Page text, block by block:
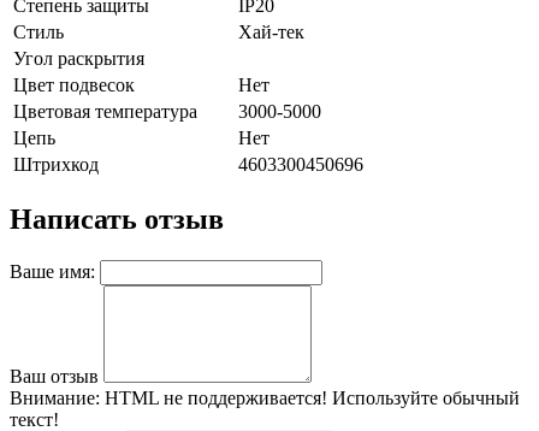
Степень защиты
IP20
Стиль
Хай-тек
Угол раскрытия
Цвет подвесок
Нет
Цветовая температура
3000-5000
Цепь
Нет
Штрихкод
4603300450696
Написать отзыв
Ваше имя:
Ваш отзыв
Внимание: HTML не поддерживается! Используйте обычный
текст!